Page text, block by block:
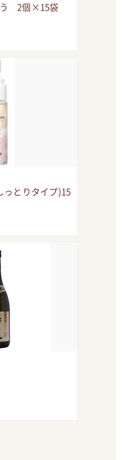
う 2個×15袋
っとりタイプ)15